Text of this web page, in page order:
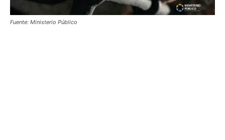
Fuente: Ministerio Público